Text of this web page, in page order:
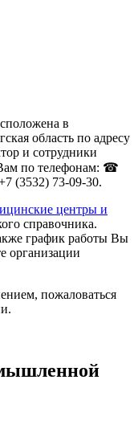
в
область по адресу
и сотрудники
Вам по телефонам: ☎
(3532) 73-09-30.
центры и
справочника.
график работы Вы
организации
пожаловаться